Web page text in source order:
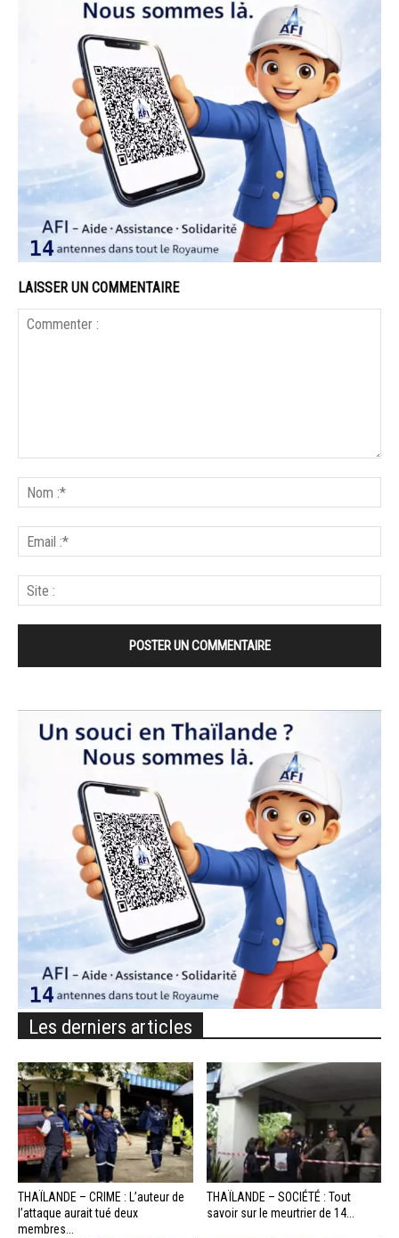
LAISSER UN COMMENTAIRE
Les derniers articles
THAÏLANDE – CRIME : L’auteur de
l’attaque aurait tué deux
membres...
THAÏLANDE – SOCIÉTÉ : Tout
savoir sur le meurtrier de 14...